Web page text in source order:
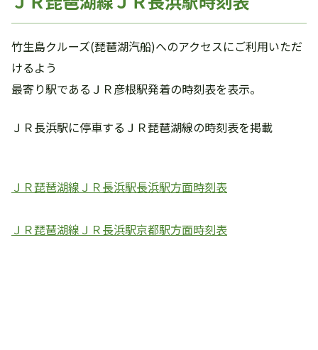
竹生島クルーズ(琵琶湖汽船)へのアクセスにご利用いただ
けるよう
最寄り駅であるＪＲ彦根駅発着の時刻表を表示。
ＪＲ長浜駅に停車するＪＲ琵琶湖線の時刻表を掲載
ＪＲ琵琶湖線ＪＲ長浜駅長浜駅方面時刻表
ＪＲ琵琶湖線ＪＲ長浜駅京都駅方面時刻表